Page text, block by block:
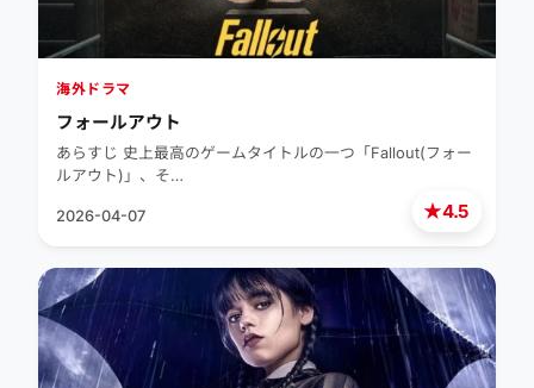
★4.5
海外ドラマ
フォールアウト
あらすじ 史上最高のゲームタイトルの一つ「Fallout(フォー
ルアウト)」、そ…
2026-04-07